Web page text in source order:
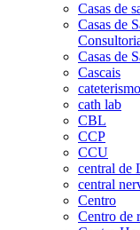
Casas de
Casas de
Casas de
Cascais
cateterismo
cath lab
CBL
CCP
CCU
central de
central
Centro
Centro de